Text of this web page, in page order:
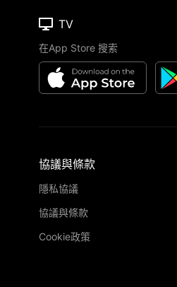
TV
在App Store 搜索
協議與條款
隱私協議
協議與條款
Cookie政策